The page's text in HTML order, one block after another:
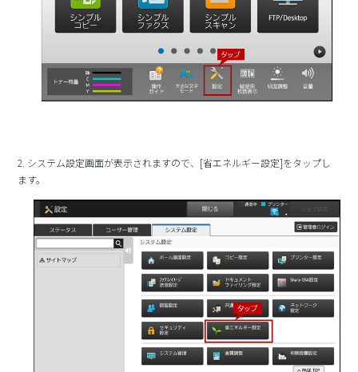
2. システム設定画面が表示されますので、[省エネルギー設定]をタップし
ます。